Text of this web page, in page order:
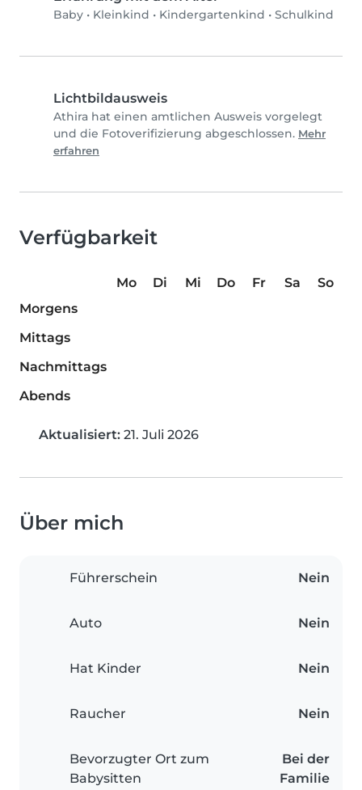
Baby • Kleinkind • Kindergartenkind • Schulkind
Lichtbildausweis
Athira hat einen amtlichen Ausweis vorgelegt
und die Fotoverifizierung abgeschlossen. Mehr
erfahren
Verfügbarkeit
Mo Di Mi Do Fr Sa
So
Morgens
Mittags
Nachmittags
Abends
Aktualisiert: 21. Juli 2026
Über mich
Führerschein Nein
Auto Nein
Hat Kinder Nein
Raucher Nein
Bevorzugter Ort zum
Babysitten
Bei der
Familie